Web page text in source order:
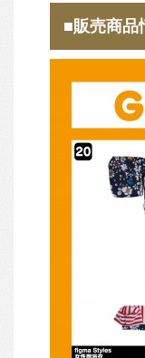
■販売商品